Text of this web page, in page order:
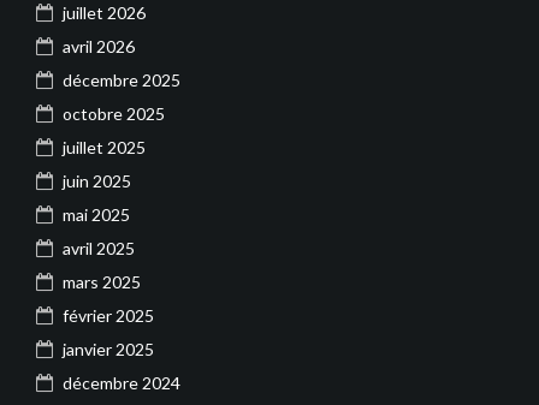
juillet 2026
avril 2026
décembre 2025
octobre 2025
juillet 2025
juin 2025
mai 2025
avril 2025
mars 2025
février 2025
janvier 2025
décembre 2024